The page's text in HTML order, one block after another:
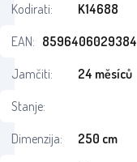
Kodirati:
K14688
EAN: 8596406029384
Jamčiti:
24 měsíců
Stanje:
Dimenzija:
250 cm